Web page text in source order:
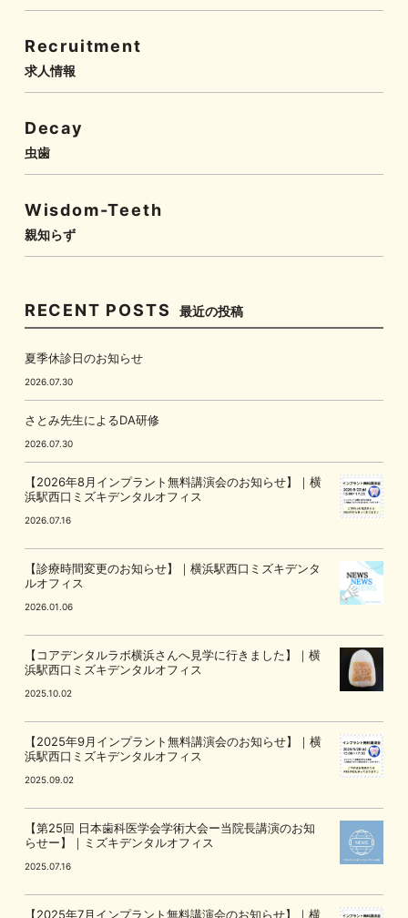
Recruitment
求人情報
Decay
虫歯
Wisdom-Teeth
親知らず
RECENT POSTS 最近の投稿
夏季休診日のお知らせ
2026.07.30
さとみ先生によるDA研修
2026.07.30
【2026年8月インプラント無料講演会のお知らせ】｜横
浜駅西口ミズキデンタルオフィス
2026.07.16
【診療時間変更のお知らせ】｜横浜駅西口ミズキデンタ
ルオフィス
2026.01.06
【コアデンタルラボ横浜さんへ見学に行きました】｜横
浜駅西口ミズキデンタルオフィス
2025.10.02
【2025年9月インプラント無料講演会のお知らせ】｜横
浜駅西口ミズキデンタルオフィス
2025.09.02
【第25回 日本歯科医学会学術大会ー当院長講演のお知
らせー】｜ミズキデンタルオフィス
2025.07.16
【2025年7月インプラント無料講演会のお知らせ】｜横